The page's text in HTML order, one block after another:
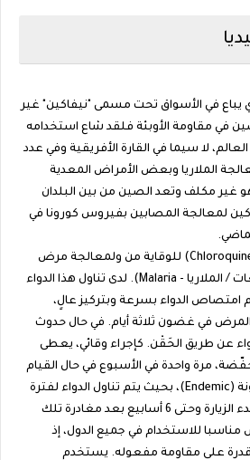
يباع في الأسواق تحت مسمى "نيفاكين" غير
في مقاومة الأوبئة فلقد شاع استخدامه
لا سيما في القارة الأفريقية وفي عدد
الملاريا وبعض الأمراض المعدية
غير مكلف وتعد الصين من بين البلدان
لمعالجة المصابين بفيروس كورونا في
يُستخدم دواء كلوروكين (Chloroquine) للوقاية من ولمعالجة مرض
البُرَداء (أو: حمى المستنقعات / الملاريا - Malaria). لدى تناول هذا الدواء
امتصاص الدواء بسرعة وبتركيز عالٍ،
في غضون ثلاثة أيام. في حال حدوث
عن طريق الحَقْن. كإجراء وقائي، يعطى
مرة واحدة في الأسبوع في حال القيام
بأية زيارة إلى منطقة موطونة (Endemic)، بحيث يتم تناول الدواء لفترة
تمتد من أسبوع واحد قبل بدء الزيارة وحتى 6 أسابيع بعد مغادرة تلك
للاستخدام في جميع الدول، إذ
على مقاومة مفعوله. يستخدم